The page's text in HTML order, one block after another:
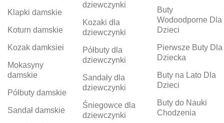
Klapki damskie
Koturn damskie
Kozak damksiei
Mokasyny
damskie
Półbuty damskie
Sandał damskie
dziewczynki
Kozaki dla
dziewczynki
Półbuty dla
dziewczynki
Sandały dla
dziewczynki
Śniegowce dla
dziewczynki
Buty
Wodoodporne Dla
Dzieci
Pierwsze Buty Dla
Dziecka
Buty na Lato Dla
Dzieci
Buty do Nauki
Chodzenia